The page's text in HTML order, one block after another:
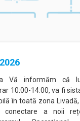
Vă informăm că
10:00-14:00, va fi
în toată zona Livadă,
a noii